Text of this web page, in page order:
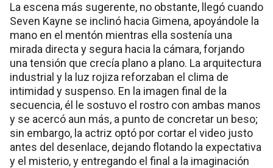
La escena más sugerente, no obstante, llegó cuando
Seven Kayne se inclinó hacia Gimena, apoyándole la
mano en el mentón mientras ella sostenía una
mirada directa y segura hacia la cámara, forjando
una tensión que crecía plano a plano. La arquitectura
industrial y la luz rojiza reforzaban el clima de
intimidad y suspenso. En la imagen final de la
secuencia, él le sostuvo el rostro con ambas manos
y se acercó aun más, a punto de concretar un beso;
sin embargo, la actriz optó por cortar el video justo
antes del desenlace, dejando flotando la expectativa
y el misterio, y entregando el final a la imaginación